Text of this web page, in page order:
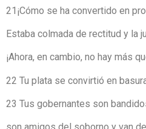
21¡Cómo se ha convertido en
Estaba colmada de rectitud y la
¡Ahora, en cambio, no hay más
22 Tu plata se convirtió en
23 Tus gobernantes son